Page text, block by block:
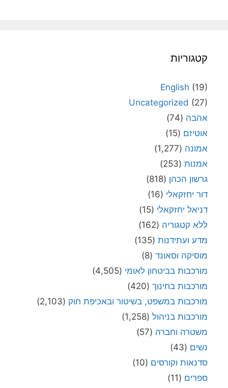
קטגוריות
English (19)
Uncategorized (27)
אהבה (74)
אוטיזם (15)
אמונה (1,277)
אמנות (253)
גרשון הכהן (818)
דור יחזקאלי (16)
דניאל יחזקאלי (15)
ללא קטגוריה (162)
מדע ועתידנות (135)
מוסיקה וסאונד (8)
מורכבות בביטחון לאומי (4,505)
מורכבות בחינוך (420)
מורכבות במשפט, בשיטור ובאכיפת חוק (2,103)
מורכבות בניהול (1,258)
משטרה וחברה (57)
נשים (43)
סדנאות וקורסים (10)
ספרים (11)